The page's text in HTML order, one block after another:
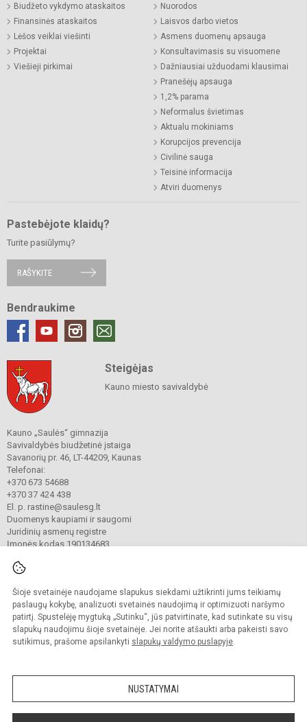
Šioje svetainėje naudojame slapukus siekdami užtikrinti jums teikiamų
paslaugų kokybę, analizuoti svetainės naudojimą ir optimizuoti naršymo
patirtį. Spustelėję mygtuką „Sutinku“, jūs patvirtinate, kad sutinkate su visų
slapukų naudojimu šioje svetainėje. Jei norite atšaukti arba pakeisti savo
sutikimus, prašome apsilankyti slapukų valdymo puslapyje.
NUSTATYMAI
Biudžeto vykdymo ataskaitos
Finansinės ataskaitos
Lėšos veiklai viešinti
Projektai
Viešieji pirkimai
Nuorodos
Laisvos darbo vietos
Asmens duomenų apsauga
Konsultavimasis su visuomene
Dažniausiai užduodami klausimai
Pranešėjų apsauga
1,2% parama
Neformalus švietimas
Aktualu mokiniams
Korupcijos prevencija
Civilinė sauga
Teisinė informacija
Atviri duomenys
Pastebėjote klaidų?
Turite pasiūlymų?
RAŠYKITE
Bendraukime
Steigėjas
Kauno miesto savivaldybė
Kauno „Saulės“ gimnazija
Savivaldybės biudžetinė įstaiga
Savanorių pr. 46, LT-44209, Kaunas
Telefonai:
+370 673 54688
+370 37 424 438
El. p. rastine@saulesg.lt
Duomenys kaupiami ir saugomi
Juridinių asmenų registre
Įmonės kodas 190134683
© 2023 Kauno „Saulės“ gimnazija. Visos teisės saugomos.
Kopijuoti turinį be raštiško gimnazijos sutikimo griežtai draudžiama.
Prieinamumo paraiška Slapukų valdymas
Sumanus būdas atnaujinti